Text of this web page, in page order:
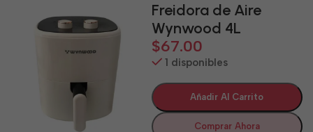
Freidora de Aire
Wynwood 4L
$67.00
1 disponibles
Añadir Al Carrito
Comprar Ahora